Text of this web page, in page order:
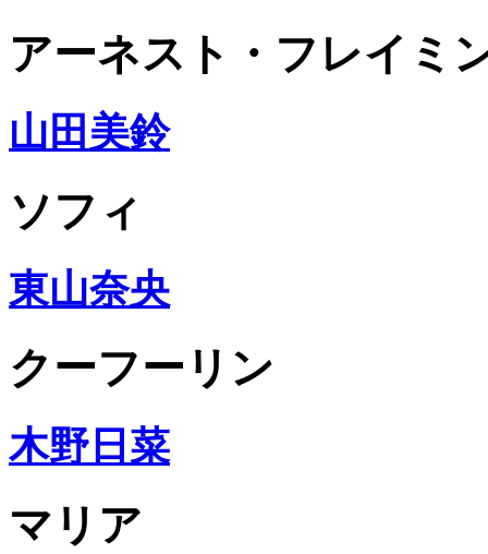
アーネスト・フレイミ
山田美鈴
ソフィ
東山奈央
クーフーリン
木野日菜
マリア